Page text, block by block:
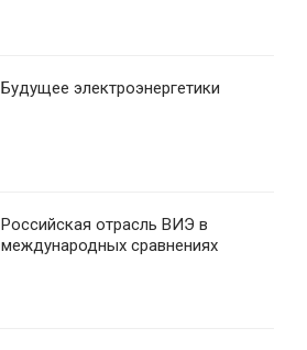
Будущее электроэнергетики
Российская отрасль ВИЭ в
международных сравнениях